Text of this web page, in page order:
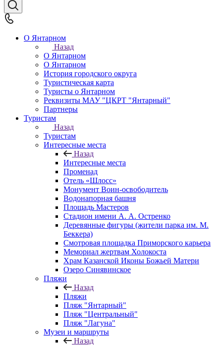
О Янтарном
Назад
О Янтарном
О Янтарном
История городского округа
Туристическая карта
Туристы о Янтарном
Реквизиты МАУ "ЦКРТ "Янтарный"
Партнеры
Туристам
Назад
Туристам
Интересные места
Назад
Интересные места
Променад
Отель «Шлосс»
Монумент Воин-освободитель
Водонапорная башня
Площадь Мастеров
Стадион имени А. А. Остренко
Деревянные фигуры (жители парка им. М.
Беккера)
Смотровая площадка Приморского карьера
Мемориал жертвам Холокоста
Храм Казанской Иконы Божьей Матери
Озеро Синявинское
Пляжи
Назад
Пляжи
Пляж "Янтарный"
Пляж "Центральный"
Пляж "Лагуна"
Музеи и маршруты
Назад